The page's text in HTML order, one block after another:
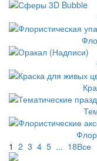
1 2 3 4 5 ... 18Все